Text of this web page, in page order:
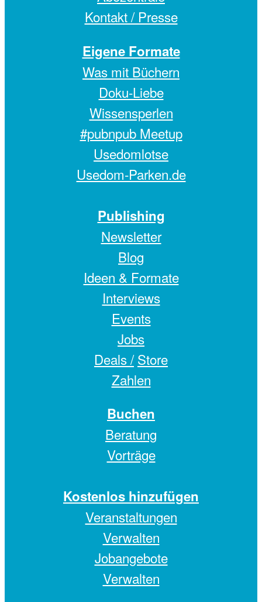
Kontakt / Presse
Eigene Formate
Was mit Büchern
Doku-Liebe
Wissensperlen
#pubnpub Meetup
Usedomlotse
Usedom-Parken.de
Publishing
Newsletter
Blog
Ideen & Formate
Interviews
Events
Jobs
Deals / Store
Zahlen
Buchen
Beratung
Vorträge
Kostenlos hinzufügen
Veranstaltungen
Verwalten
Jobangebote
Verwalten